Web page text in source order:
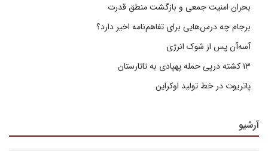
بحران امنیت جمعی و بازگشت منطق قدرت
برجام چه درس‌هایی برای تفاهم‌نامه اخیر دارد؟
آسه‌آن پس از شوک انرژی
پاتریوت در خط تولید اوکراین
آرشیو